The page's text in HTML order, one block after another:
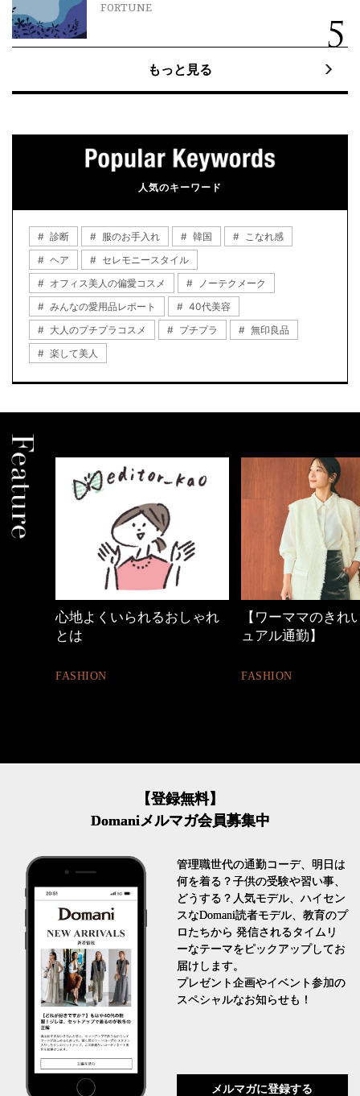
FORTUNE
もっと見る
人気のキーワード
診断 服のお手入れ 韓国
こなれ感
ヘア
セレモニースタイル
オフィス美人の偏愛コスメ
ノーテクメーク
みんなの愛用品レポート
40代美容
大人のプチプラコスメ
プチプラ
無印良品
楽して美人
【ワーママのきれいめカジ
ュアル通勤】
FASHION
優木まおみさん「
割。」
LIFESTYLE
【登録無料】
Domaniメルマガ会員募集中
管理職世代の通勤コーデ、明日は
何を着る？子供の受験や習い事、
どうする？人気モデル、ハイセン
スなDomani読者モデル、教育のプ
ロたちから 発信されるタイムリ
ーなテーマをピックアップしてお
届けします。
プレゼント企画やイベント参加の
スペシャルなお知らせも！
メルマガに登録する